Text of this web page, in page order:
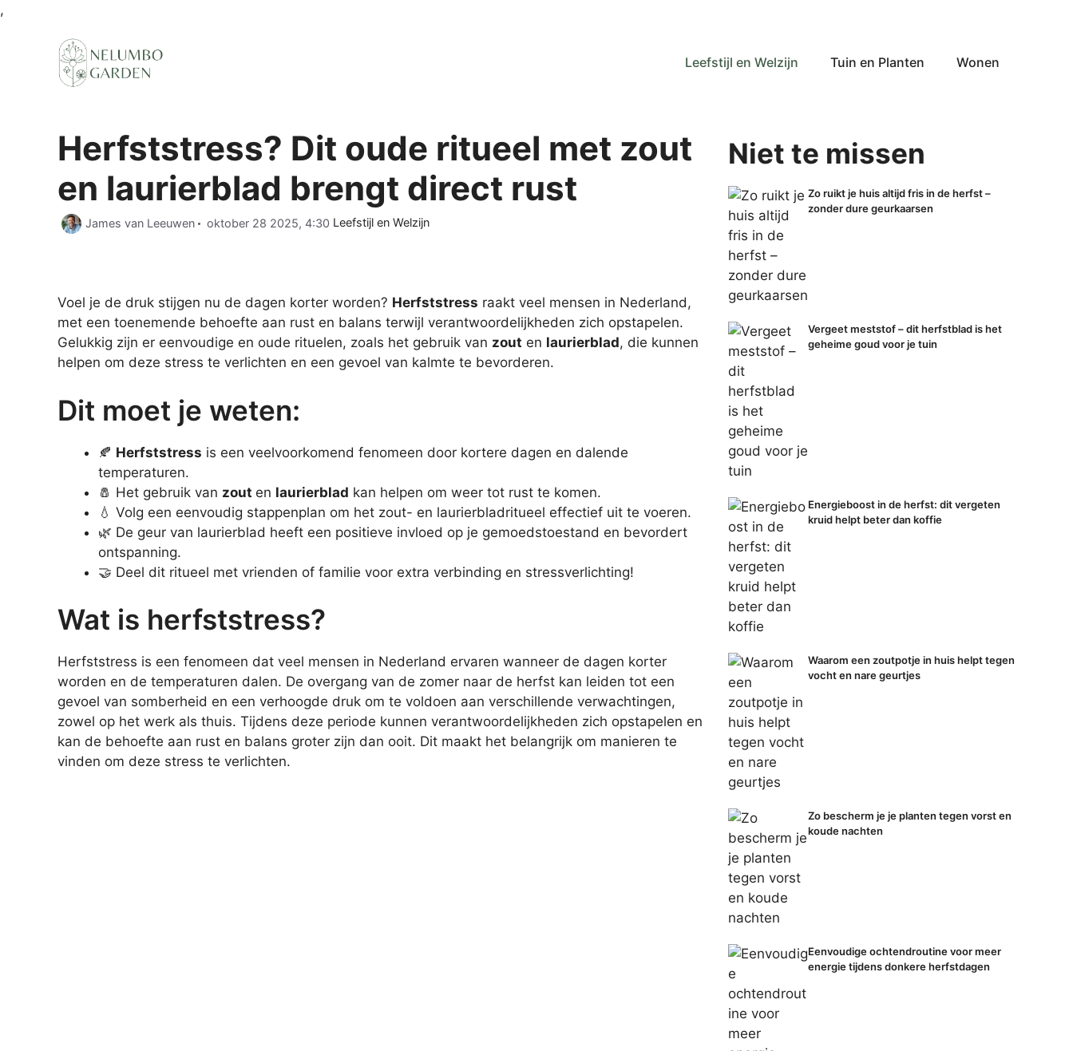
,
Leefstijl en Welzijn Tuin en Planten Wonen
Herfststress? Dit oude ritueel met zout
en laurierblad brengt direct rust
James van Leeuwen oktober 28 2025, 4:30 Categorieën
Leefstijl en Welzijn
Voel je de druk stijgen nu de dagen korter worden? Herfststress raakt veel mensen in Nederland,
met een toenemende behoefte aan rust en balans terwijl verantwoordelijkheden zich opstapelen.
Gelukkig zijn er eenvoudige en oude rituelen, zoals het gebruik van zout en laurierblad, die kunnen
helpen om deze stress te verlichten en een gevoel van kalmte te bevorderen.
Dit moet je weten:
🍂 Herfststress is een veelvoorkomend fenomeen door kortere dagen en dalende
temperaturen.
🧂 Het gebruik van zout en laurierblad kan helpen om weer tot rust te komen.
💧 Volg een eenvoudig stappenplan om het zout- en laurierbladritueel effectief uit te voeren.
🌿 De geur van laurierblad heeft een positieve invloed op je gemoedstoestand en bevordert
ontspanning.
🤝 Deel dit ritueel met vrienden of familie voor extra verbinding en stressverlichting!
Wat is herfststress?
Herfststress is een fenomeen dat veel mensen in Nederland ervaren wanneer de dagen korter
worden en de temperaturen dalen. De overgang van de zomer naar de herfst kan leiden tot een
gevoel van somberheid en een verhoogde druk om te voldoen aan verschillende verwachtingen,
zowel op het werk als thuis. Tijdens deze periode kunnen verantwoordelijkheden zich opstapelen en
kan de behoefte aan rust en balans groter zijn dan ooit. Dit maakt het belangrijk om manieren te
vinden om deze stress te verlichten.
Niet te missen
Zo ruikt je huis altijd fris in de herfst –
zonder dure geurkaarsen
Vergeet meststof – dit herfstblad is het
geheime goud voor je tuin
Energieboost in de herfst: dit vergeten
kruid helpt beter dan koffie
Waarom een zoutpotje in huis helpt tegen
vocht en nare geurtjes
Zo bescherm je je planten tegen vorst en
koude nachten
Eenvoudige ochtendroutine voor meer
energie tijdens donkere herfstdagen